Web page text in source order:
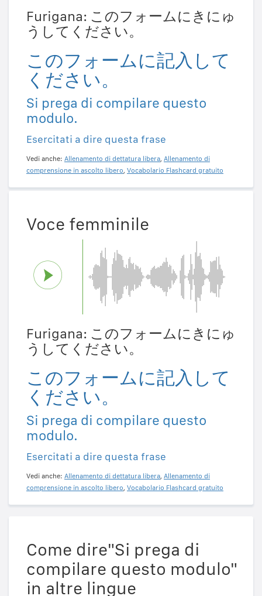
Furigana: このフォームにきにゅ
うしてください。
このフォームに記入して
ください。
Si prega di compilare questo
modulo.
Esercitati a dire questa frase
Vedi anche: Allenamento di dettatura libera, Allenamento di
comprensione in ascolto libero, Vocabolario Flashcard gratuito
Voce femminile
Furigana: このフォームにきにゅ
うしてください。
このフォームに記入して
ください。
Si prega di compilare questo
modulo.
Esercitati a dire questa frase
Vedi anche: Allenamento di dettatura libera, Allenamento di
comprensione in ascolto libero, Vocabolario Flashcard gratuito
Come dire"Si prega di
compilare questo modulo"
in altre lingue